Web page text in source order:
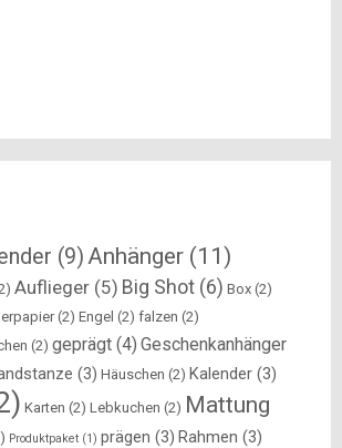
(9) Anhänger (11)
Auflieger (5) Big Shot (6) Box (2)
(2) Engel (2) falzen (2)
(2) geprägt (4) Geschenkanhänger
(3) Häuschen (2) Kalender (3)
Karten (2) Lebkuchen (2) Mattung
Produktpaket (1) prägen (3) Rahmen (3)